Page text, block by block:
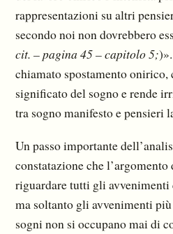
rappresentazioni su altri
secondo noi non dovrebbero
cit. – pagina 45 – capitolo 5;
chiamato spostamento onirico,
significato del sogno e rende
tra sogno manifesto e pensieri
Un passo importante
constatazione che
riguardare tutti gli avvenimenti
ma soltanto gli avvenimenti
sogni non si occupano mai di